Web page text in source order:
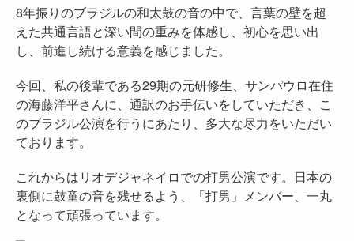
8年振りのブラジルの和太鼓の音の中で、言葉の壁を超
えた共通言語と深い間の重みを体感し、初心を思い出
し、前進し続ける意義を感じました。
今回、私の後輩である29期の元研修生、サンパウロ在住
の海藤洋平さんに、通訳のお手伝いをしていただき、こ
のブラジル公演を行うにあたり、多大な尽力をいただい
ております。
これからはリオデジャネイロでの打男公演です。日本の
裏側に鼓童の音を残せるよう、「打男」メンバー、一丸
となって頑張っています。